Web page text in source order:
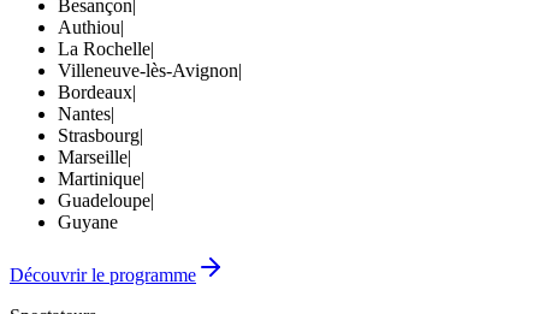
Besançon|
Authiou|
La Rochelle|
Villeneuve-lès-Avignon|
Bordeaux|
Nantes|
Strasbourg|
Marseille|
Martinique|
Guadeloupe|
Guyane
Découvrir le programme